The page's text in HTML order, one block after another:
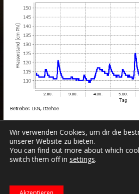
Datenschutzerklärung
Wir verwenden Cookies, um dir die
unserer Website zu bieten.
You can find out more about which
switch them off in settings.